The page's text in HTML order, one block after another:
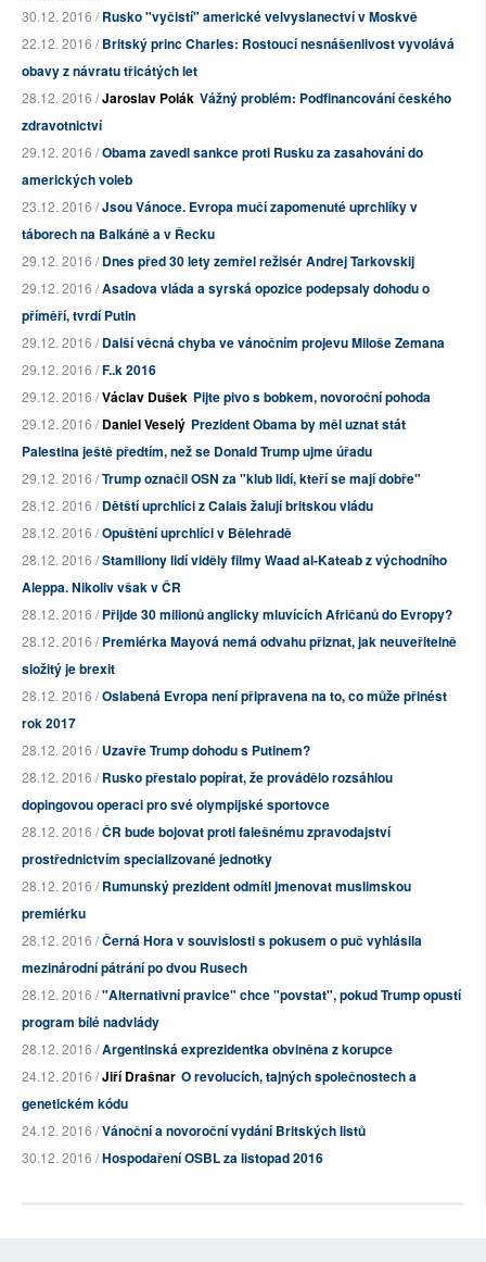
30.12. 2016 /Rusko "vyčistí" americké velvyslanectví v Moskvě
22.12. 2016 /Britský princ Charles: Rostoucí nesnášenlivost vyvolává
obavy z návratu třicátých let
28.12. 2016 /Jaroslav Polák Vážný problém: Podfinancování českého
zdravotnictví
29.12. 2016 /Obama zavedl sankce proti Rusku za zasahování do
amerických voleb
23.12. 2016 /Jsou Vánoce. Evropa mučí zapomenuté uprchlíky v
táborech na Balkáně a v Řecku
29.12. 2016 /Dnes před 30 lety zemřel režisér Andrej Tarkovskij
29.12. 2016 /Asadova vláda a syrská opozice podepsaly dohodu o
příměří, tvrdí Putin
29.12. 2016 /Další věcná chyba ve vánočním projevu Miloše Zemana
29.12. 2016 /F..k 2016
29.12. 2016 /Václav Dušek Pijte pivo s bobkem, novoroční pohoda
29.12. 2016 /Daniel Veselý Prezident Obama by měl uznat stát
Palestina ještě předtím, než se Donald Trump ujme úřadu
29.12. 2016 /Trump označil OSN za "klub lidí, kteří se mají dobře"
28.12. 2016 /Dětští uprchlíci z Calais žalují britskou vládu
28.12. 2016 /Opuštění uprchlíci v Bělehradě
28.12. 2016 /Stamiliony lidí viděly filmy Waad al-Kateab z východního
Aleppa. Nikoliv však v ČR
28.12. 2016 /Přijde 30 milionů anglicky mluvících Afričanů do Evropy?
28.12. 2016 /Premiérka Mayová nemá odvahu přiznat, jak neuveřitelně
složitý je brexit
28.12. 2016 /Oslabená Evropa není připravena na to, co může přinést
rok 2017
28.12. 2016 /Uzavře Trump dohodu s Putinem?
28.12. 2016 /Rusko přestalo popírat, že provádělo rozsáhlou
dopingovou operaci pro své olympijské sportovce
28.12. 2016 /ČR bude bojovat proti falešnému zpravodajství
prostřednictvím specializované jednotky
28.12. 2016 /Rumunský prezident odmítl jmenovat muslimskou
premiérku
28.12. 2016 /Černá Hora v souvislosti s pokusem o puč vyhlásila
mezinárodní pátrání po dvou Rusech
28.12. 2016 /"Alternativní pravice" chce "povstat", pokud Trump opustí
program bílé nadvlády
28.12. 2016 /Argentinská exprezidentka obviněna z korupce
24.12. 2016 /Jiří Drašnar O revolucích, tajných společnostech a
genetickém kódu
24.12. 2016 /Vánoční a novoroční vydání Britských listů
30.12. 2016 /Hospodaření OSBL za listopad 2016